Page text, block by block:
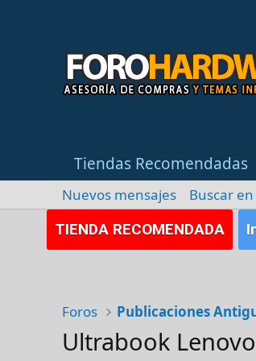
Tiendas Recomendadas
Nuevos mensajes
Buscar
TIENDA RECOMENDADA
Foros
Ultrabook